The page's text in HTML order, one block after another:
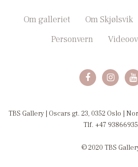
Om galleriet Om Skjølsvik
Personvern
TBS Gallery | Oscars gt. 23, 0352 Oslo |
Tlf. +47 93866935
© 2020 TBS